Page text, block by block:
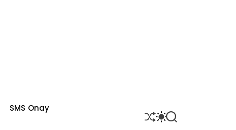
SMS Onay
S
H
S
W
S
E